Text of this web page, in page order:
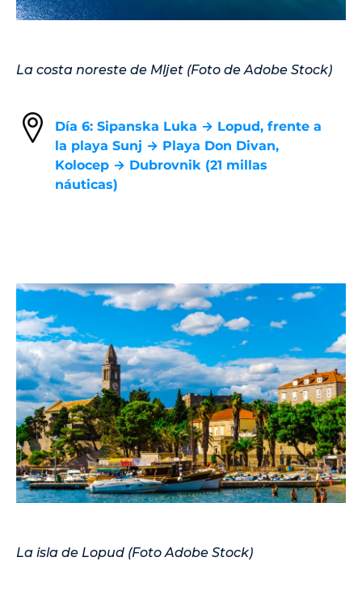
La costa noreste de Mljet (Foto de Adobe Stock)
Día 6: Sipanska Luka → Lopud, frente a
la playa Sunj → Playa Don Divan,
Kolocep → Dubrovnik (21 millas
náuticas)
La isla de Lopud (Foto Adobe Stock)